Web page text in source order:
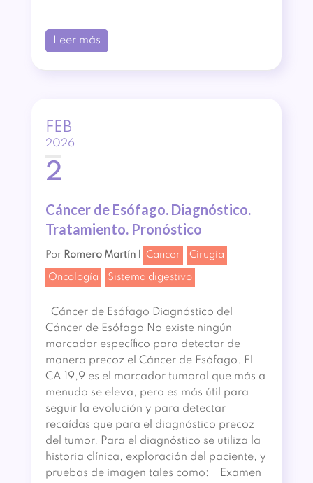
Leer más
FEB
2026
2
Cáncer de Esófago. Diagnóstico.
Tratamiento. Pronóstico
Por Romero Martín| Cancer Cirugía
Oncología Sistema digestivo
Cáncer de Esófago Diagnóstico del
Cáncer de Esófago No existe ningún
marcador específico para detectar de
manera precoz el Cáncer de Esófago. El
CA 19,9 es el marcador tumoral que más a
menudo se eleva, pero es más útil para
seguir la evolución y para detectar
recaídas que para el diagnóstico precoz
del tumor. Para el diagnóstico se utiliza la
historia clínica, exploración del paciente, y
pruebas de imagen tales como: Examen